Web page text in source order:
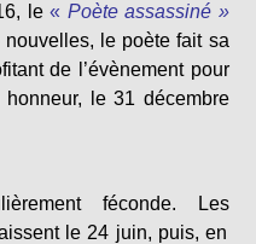
le« Poète assassiné »
le poète fait sa
de l’évènement pour
le 31 décembre
féconde. Les
le 24 juin, puis, en